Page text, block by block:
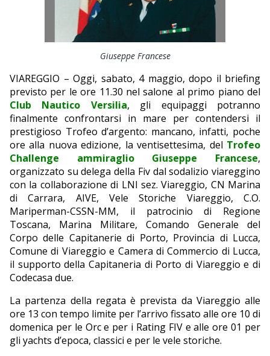
Giuseppe Francese
VIAREGGIO – Oggi, sabato, 4 maggio, dopo il briefing
previsto per le ore 11.30 nel salone al primo piano del
Club Nautico Versilia, gli equipaggi potranno
finalmente confrontarsi in mare per contendersi il
prestigioso Trofeo d’argento: mancano, infatti, poche
ore alla nuova edizione, la ventisettesima, del Trofeo
Challenge ammiraglio Giuseppe Francese,
organizzato su delega della Fiv dal sodalizio viareggino
con la collaborazione di LNI sez. Viareggio, CN Marina
di Carrara, AIVE, Vele Storiche Viareggio, C.O.
Mariperman-CSSN-MM, il patrocinio di Regione
Toscana, Marina Militare, Comando Generale del
Corpo delle Capitanerie di Porto, Provincia di Lucca,
Comune di Viareggio e Camera di Commercio di Lucca,
il supporto della Capitaneria di Porto di Viareggio e di
Codecasa due.
La partenza della regata è prevista da Viareggio alle
ore 13 con tempo limite per l’arrivo fissato alle ore 10 di
domenica per le Orc e per i Rating FIV e alle ore 01 per
gli yachts d’epoca, classici e per le vele storiche.